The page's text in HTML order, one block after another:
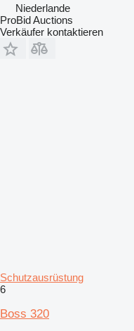
Niederlande
ProBid Auctions
Verkäufer kontaktieren
Schutzausrüstung
6
Boss 320